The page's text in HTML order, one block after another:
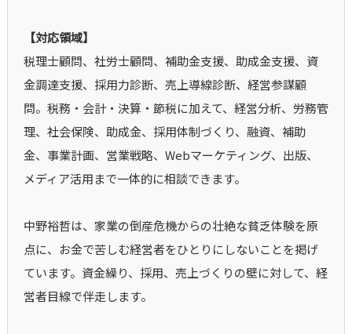
【対応領域】
税理士顧問、社労士顧問、補助金支援、助成金支援、資
金調達支援、採用力診断、売上導線診断、経営参謀顧
問。税務・会計・決算・節税に加えて、経営分析、労務管
理、社会保険、助成金、採用体制づくり、融資、補助
金、事業計画、営業戦略、Webマーケティング、出版、
メディア活用まで一体的に相談できます。
中野裕哲は、家業の倒産危機からの壮絶な貧乏体験を原
点に、お金で苦しむ経営者をひとりにしないことを掲げ
ています。資金繰り、採用、売上づくりの壁に対して、経
営者目線で伴走します。